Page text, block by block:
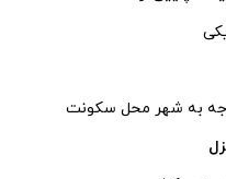
به شهر محل سکونت